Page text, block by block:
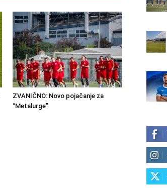
ZVANIČNO: Novo pojačanje za
“Metalurge”